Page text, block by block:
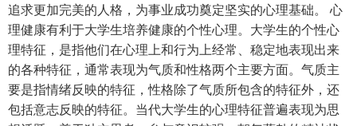
追求更加完美的人格，为事业成功奠定坚实的心理基础。 心
理健康有利于大学生培养健康的个性心理。大学生的个性心
理特征，是指他们在心理上和行为上经常、稳定地表现出来
的各种特征，通常表现为气质和性格两个主要方面。气质主
要是指情绪反映的特征，性格除了气质所包含的特征外，还
包括意志反映的特征。当代大学生的心理特征普遍表现为思